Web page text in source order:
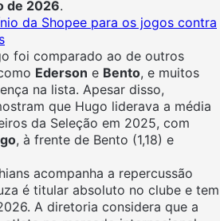
de 2026.
da Shopee para os jogos contra
foi comparado ao de outros
Ederson e Bento, e muitos
na lista. Apesar disso,
que Hugo liderava a média
da Seleção em 2025, com
, à frente de Bento (1,18) e
acompanha a repercussão
é titular absoluto no clube e tem
A diretoria considera que a